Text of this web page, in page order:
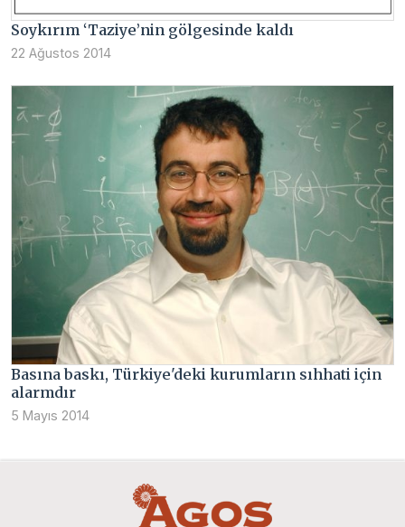
Soykırım ‘Taziye’nin gölgesinde kaldı
22 Ağustos 2014
Basına baskı, Türkiye'deki kurumların sıhhati için
alarmdır
5 Mayıs 2014